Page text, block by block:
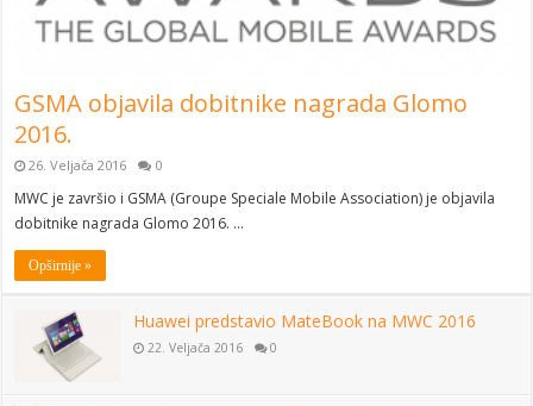
GSMA objavila dobitnike nagrada Glomo
2016.
26. Veljača 2016 0
MWC je završio i GSMA (Groupe Speciale Mobile Association) je objavila
dobitnike nagrada Glomo 2016. …
Opširnije »
Huawei predstavio MateBook na MWC 2016
22. Veljača 2016 0